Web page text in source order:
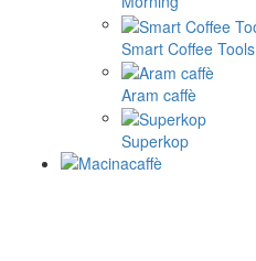
Smart Coffee Tools
Aram caffè
Superkop